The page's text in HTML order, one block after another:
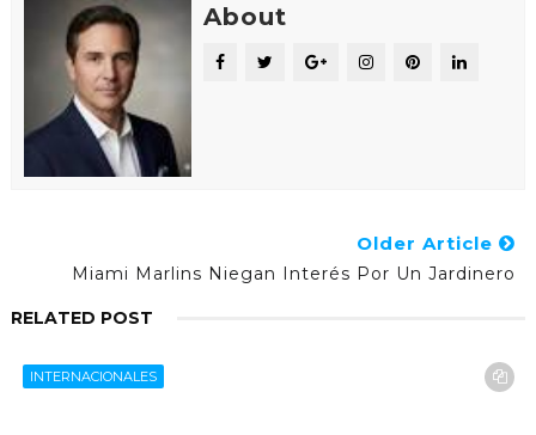
About
Older Article
Miami Marlins Niegan Interés Por Un Jardinero
RELATED POST
INTERNACIONALES